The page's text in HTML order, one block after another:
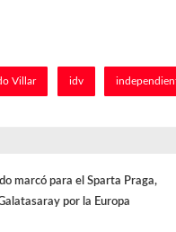
Villar idv
marcó para el Sparta Praga,
por la Europa